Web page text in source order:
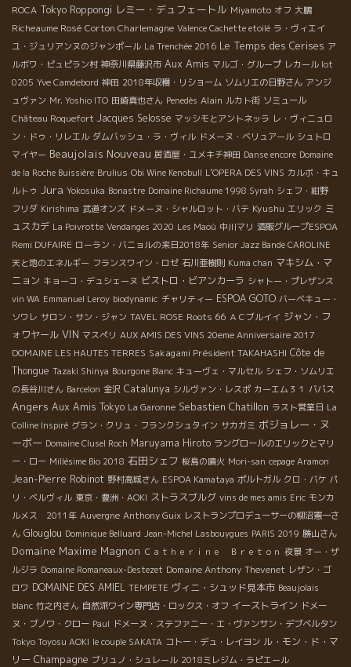
ROCA Tokyo Roppongi レミー・デュフェートル Miyamoto オフ 大鵬
Richeaume Rosé Corton Charlemagne Valence Cachette etoilé ラ・ヴィエイ
ユ・ジュリアンヌのジャンポール La Trenchée 2016 Le Temps des Cerises ア
ルボワ・ピュピラン村 神奈川県藤沢市 Aux Amis マルゴ・グループ レカール lot
0205 Yve Camdebord 神田 2018年収穫・リショーム ソムリエの日野さん アンジ
ュヴァン Mr. Yoshio ITO 田崎真也さん Penedès Alain ルカト街 ソミュール
Château Roquefort Jacques Selosse マッシモとアントネッラ レ・ヴィニュロ
ン・ドゥ・リレエル ダムバッシュ・ラ・ヴィル ドメーヌ・ベリュアール シュトロ
マイヤー Beaujolais Nouveau 居酒屋・ユメキチ神田 Danse encore Domaine
de la Roche Buissière Brulius Obi Wine Kenobull L'OPERA DES VINS カルボ・キュ
ルトゥ Jura Yokosuka Bonastre Domaine Richaume 1998 Syrah シェフ・紺野
フリダ Kirishima 武道オンズ ドメーヌ・シャルロット・バテ Kyushu エリック ミ
ュスカデ La Poivrotte Vendanges 2020 Les Maoù 中川マリ 酒販グループESPOA
Remi DUFAIRE ローラン・バニョルの来日2018年 Senior Jazz Bande CAROLINE
天と地のエネルギー フランスワイン・ロゼ 石川亜樹則 Kuma chan マキシム・マ
ニョン キョーコ・デュシェーヌ ビストロ・ビアンカーラ シャトー・プレザンス
vin WA Emmanuel Leroy biodynamic チャリティー ESPOA GOTO バーベキュー・
ソワレ サロン・サン・ジャン TAVEL ROSE Roots 66 ＡＣブルイイ ジャン・フ
ォワヤール VIN マスぺリ AUX AMIS DES VINS 20eme Anniversaire 2017
DOMAINE LES HAUTES TERRES Sakagami Président TAKAHASHI Côte de
Thongue Tazaki Shinya Bourgone Blanc キューヴェ・マルセル シェフ・ソムリエ
の長谷川さん Barcelon 金沢 Catalunya シルヴァン・レスポ カーエム３１ ババス
Angers Aux Amis Tokyo La Garonne Sebastien Chatillon ラスト営業日 La
Colline Inspiré グラン・クリュ・フランクシュタイン サカガミ ボジョレー・ヌ
ーボー Domaine Clusel Roch Maruyama Hiroto ラングロールのエリックとマリ
ー・ロー Millésime Bio 2018 石田シェフ 桜島の噴火 Mori-san cepage Aramon
Jean-Pierre Robinot 野村高城さん ESPOA Kamataya ポルトガル クロ・バケ パ
リ・ベルヴィル 東京・豊洲・AOKI ストラスブルグ vins de mes amis Eric モンカ
ルメス 2011年 Auvergne Anthony Guix レストランプロデューサーの柳沼憲一さ
ん Glouglou Dominique Belluard Jean-Michel Lasbouygues PARIS 2019 勝山さん
Domaine Maxime Magnon Ｃａｔｈｅｒｉｎｅ Ｂｒｅｔｏｎ 夜景 オー・ザ
ルジラ Domaine Romaneaux-Destezet Domaine Anthony Thevenet レザン・ゴ
ロワ DOMAINE DES AMIEL TEMPETE ヴィニ・シュッド見本市 Beaujolais
blanc 竹之内さん 自然派ワイン専門店・ロックス・オフ イーストライン ドメー
ヌ・ブノワ・クロー Paul ドメーヌ・ステファニー・エ・ヴァンサン・デブベルタン
Tokyo Toyosu AOKI le couple SAKATA コトー・デュ・レイヨン ル・モン・ド・マ
リー Champagne ブリュノ・シュレール 2018ミレジム・ラピエール